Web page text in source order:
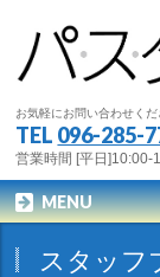
お気軽にお問い合わせくだ
TEL 096-285-
営業時間 [平日]10:00-
MENU
スタッフ